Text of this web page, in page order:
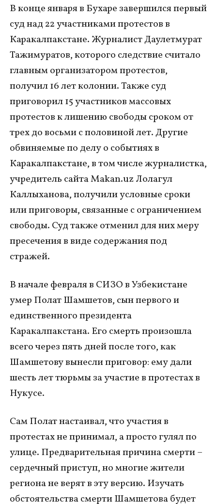
В конце января в Бухаре завершился первый
суд над 22 участниками протестов в
Каракалпакстане. Журналист Даулетмурат
Тажимуратов, которого следствие считало
главным организатором протестов,
получил 16 лет колонии. Также суд
приговорил 15 участников массовых
протестов к лишению свободы сроком от
трех до восьми с половиной лет. Другие
обвиняемые по делу о событиях в
Каракалпакстане, в том числе журналистка,
учредитель сайта Makan.uz Лолагул
Каллыханова, получили условные сроки
или приговоры, связанные c ограничением
свободы. Суд также отменил для них меру
пресечения в виде содержания под
стражей.
В начале февраля в СИЗО в Узбекистане
умер Полат Шамшетов, сын первого и
единственного президента
Каракалпакстана. Его смерть произошла
всего через пять дней после того, как
Шамшетову вынесли приговор: ему дали
шесть лет тюрьмы за участие в протестах в
Нукусе.
Сам Полат настаивал, что участия в
протестах не принимал, а просто гулял по
улице. Предварительная причина смерти –
сердечный приступ, но многие жители
региона не верят в эту версию. Изучать
обстоятельства смерти Шамшетова будет